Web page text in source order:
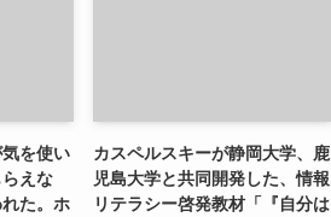
気を使い
えな
た。ホ
カスペルスキーが静岡大学、鹿
児島大学と共同開発した、情報
リテラシー啓発教材「『自分は